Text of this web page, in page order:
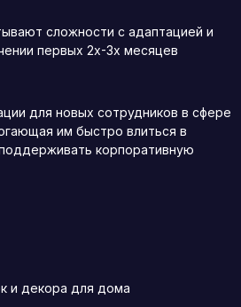
сложности с адаптацией и
первых 2х-3х месяцев
для новых сотрудников в сфере
им быстро влиться в
корпоративную
и декора для дома